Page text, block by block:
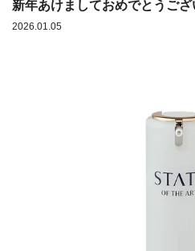
新年あけましておめでとうござ
2026.01.05